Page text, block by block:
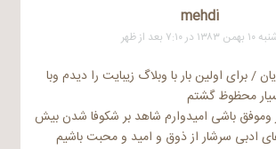
mehdi
۱۳۸۳ در ۷:۱۰ بعد از ظهر
/ برای اولین بار با وبلاگ زیبایت را دیدم وبا
محظوظ گشتم
وموفق باشی امیدوارم شاهد بر شکوفا شدن بیش
ادبی سرشار از ذوق و امید و محبت باشیم